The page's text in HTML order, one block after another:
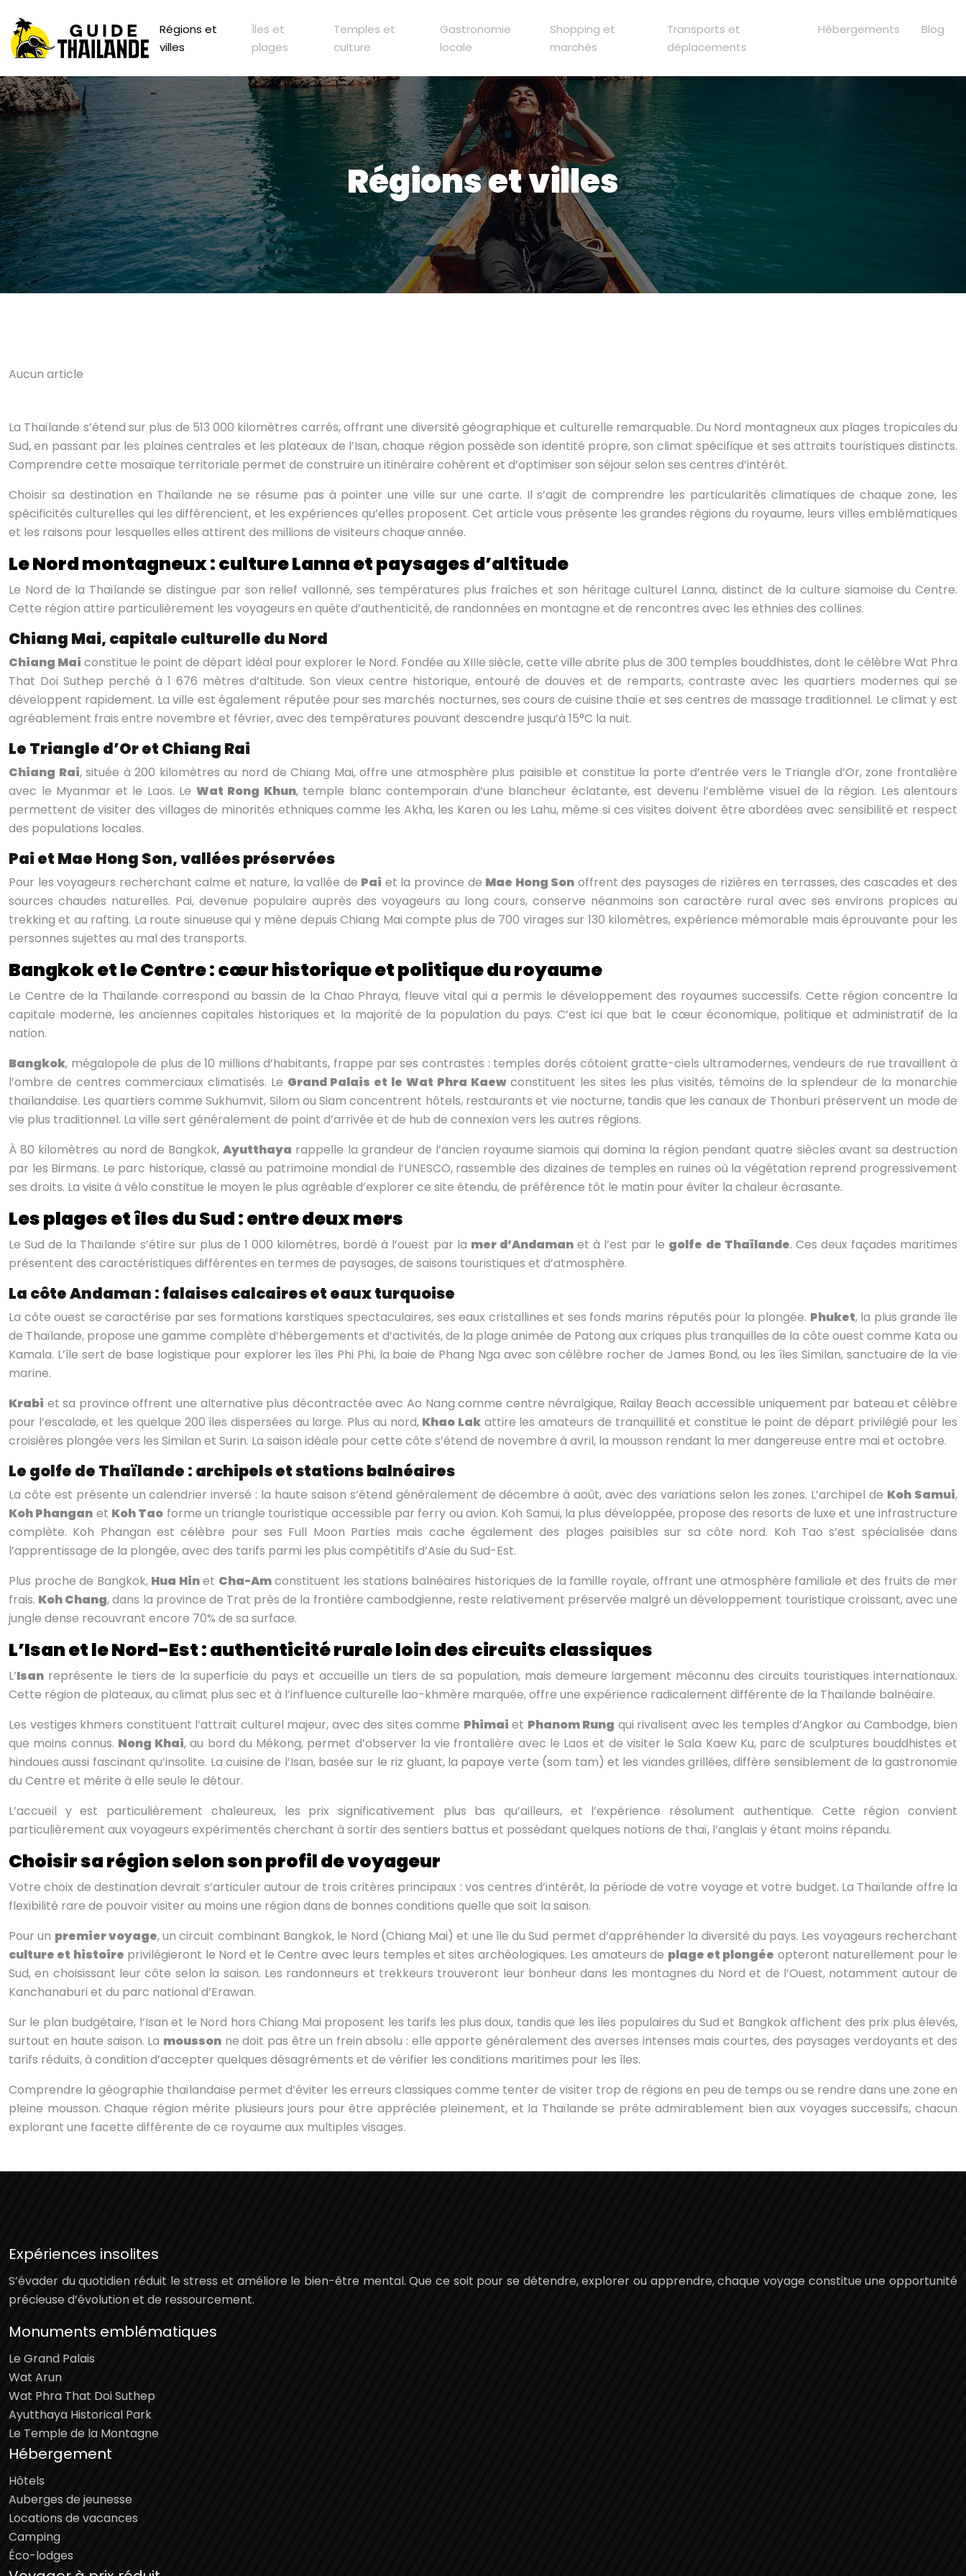
Régions et
villes
Îles et
plages
Temples et
culture
Gastronomie
locale
Shopping et
marchés
Transports et
déplacements
Hébergements Blog
Régions et villes
Aucun article
La Thaïlande s’étend sur plus de 513 000 kilomètres carrés, offrant une diversité géographique et culturelle remarquable. Du Nord montagneux aux plages tropicales du
Sud, en passant par les plaines centrales et les plateaux de l’Isan, chaque région possède son identité propre, son climat spécifique et ses attraits touristiques distincts.
Comprendre cette mosaïque territoriale permet de construire un itinéraire cohérent et d’optimiser son séjour selon ses centres d’intérêt.
Choisir sa destination en Thaïlande ne se résume pas à pointer une ville sur une carte. Il s’agit de comprendre les particularités climatiques de chaque zone, les
spécificités culturelles qui les différencient, et les expériences qu’elles proposent. Cet article vous présente les grandes régions du royaume, leurs villes emblématiques
et les raisons pour lesquelles elles attirent des millions de visiteurs chaque année.
Le Nord montagneux : culture Lanna et paysages d’altitude
Le Nord de la Thaïlande se distingue par son relief vallonné, ses températures plus fraîches et son héritage culturel Lanna, distinct de la culture siamoise du Centre.
Cette région attire particulièrement les voyageurs en quête d’authenticité, de randonnées en montagne et de rencontres avec les ethnies des collines.
Chiang Mai, capitale culturelle du Nord
Chiang Mai constitue le point de départ idéal pour explorer le Nord. Fondée au XIIIe siècle, cette ville abrite plus de 300 temples bouddhistes, dont le célèbre Wat Phra
That Doi Suthep perché à 1 676 mètres d’altitude. Son vieux centre historique, entouré de douves et de remparts, contraste avec les quartiers modernes qui se
développent rapidement. La ville est également réputée pour ses marchés nocturnes, ses cours de cuisine thaïe et ses centres de massage traditionnel. Le climat y est
agréablement frais entre novembre et février, avec des températures pouvant descendre jusqu’à 15°C la nuit.
Le Triangle d’Or et Chiang Rai
Chiang Rai, située à 200 kilomètres au nord de Chiang Mai, offre une atmosphère plus paisible et constitue la porte d’entrée vers le Triangle d’Or, zone frontalière
avec le Myanmar et le Laos. Le Wat Rong Khun, temple blanc contemporain d’une blancheur éclatante, est devenu l’emblème visuel de la région. Les alentours
permettent de visiter des villages de minorités ethniques comme les Akha, les Karen ou les Lahu, même si ces visites doivent être abordées avec sensibilité et respect
des populations locales.
Pai et Mae Hong Son, vallées préservées
Pour les voyageurs recherchant calme et nature, la vallée de Pai et la province de Mae Hong Son offrent des paysages de rizières en terrasses, des cascades et des
sources chaudes naturelles. Pai, devenue populaire auprès des voyageurs au long cours, conserve néanmoins son caractère rural avec ses environs propices au
trekking et au rafting. La route sinueuse qui y mène depuis Chiang Mai compte plus de 700 virages sur 130 kilomètres, expérience mémorable mais éprouvante pour les
personnes sujettes au mal des transports.
Bangkok et le Centre : cœur historique et politique du royaume
Le Centre de la Thaïlande correspond au bassin de la Chao Phraya, fleuve vital qui a permis le développement des royaumes successifs. Cette région concentre la
capitale moderne, les anciennes capitales historiques et la majorité de la population du pays. C’est ici que bat le cœur économique, politique et administratif de la
nation.
Bangkok, mégalopole de plus de 10 millions d’habitants, frappe par ses contrastes : temples dorés côtoient gratte-ciels ultramodernes, vendeurs de rue travaillent à
l’ombre de centres commerciaux climatisés. Le Grand Palais et le Wat Phra Kaewconstituent les sites les plus visités, témoins de la splendeur de la monarchie
thaïlandaise. Les quartiers comme Sukhumvit, Silom ou Siam concentrent hôtels, restaurants et vie nocturne, tandis que les canaux de Thonburi préservent un mode de
vie plus traditionnel. La ville sert généralement de point d’arrivée et de hub de connexion vers les autres régions.
À 80 kilomètres au nord de Bangkok,Ayutthaya rappelle la grandeur de l’ancien royaume siamois qui domina la région pendant quatre siècles avant sa destruction
par les Birmans. Le parc historique, classé au patrimoine mondial de l’UNESCO, rassemble des dizaines de temples en ruines où la végétation reprend progressivement
ses droits. La visite à vélo constitue le moyen le plus agréable d’explorer ce site étendu, de préférence tôt le matin pour éviter la chaleur écrasante.
Les plages et îles du Sud : entre deux mers
Le Sud de la Thaïlande s’étire sur plus de 1 000 kilomètres, bordé à l’ouest par la mer d’Andamanet à l’est par le golfe de Thaïlande. Ces deux façades maritimes
présentent des caractéristiques différentes en termes de paysages, de saisons touristiques et d’atmosphère.
La côte Andaman : falaises calcaires et eaux turquoise
La côte ouest se caractérise par ses formations karstiques spectaculaires, ses eaux cristallines et ses fonds marins réputés pour la plongée. Phuket, la plus grande île
de Thaïlande, propose une gamme complète d’hébergements et d’activités, de la plage animée de Patong aux criques plus tranquilles de la côte ouest comme Kata ou
Kamala. L’île sert de base logistique pour explorer les îles Phi Phi, la baie de Phang Nga avec son célèbre rocher de James Bond, ou les îles Similan, sanctuaire de la vie
marine.
Krabi et sa province offrent une alternative plus décontractée avec Ao Nang comme centre névralgique, Railay Beach accessible uniquement par bateau et célèbre
pour l’escalade, et les quelque 200 îles dispersées au large. Plus au nord, Khao Lak attire les amateurs de tranquillité et constitue le point de départ privilégié pour les
croisières plongée vers les Similan et Surin. La saison idéale pour cette côte s’étend de novembre à avril, la mousson rendant la mer dangereuse entre mai et octobre.
Le golfe de Thaïlande : archipels et stations balnéaires
La côte est présente un calendrier inversé : la haute saison s’étend généralement de décembre à août, avec des variations selon les zones. L’archipel de Koh Samui,
Koh Phangan et Koh Tao forme un triangle touristique accessible par ferry ou avion. Koh Samui, la plus développée, propose des resorts de luxe et une infrastructure
complète. Koh Phangan est célèbre pour ses Full Moon Parties mais cache également des plages paisibles sur sa côte nord. Koh Tao s’est spécialisée dans
l’apprentissage de la plongée, avec des tarifs parmi les plus compétitifs d’Asie du Sud-Est.
Plus proche de Bangkok, Hua Hinet Cha-Amconstituent les stations balnéaires historiques de la famille royale, offrant une atmosphère familiale et des fruits de mer
frais. Koh Chang, dans la province de Trat près de la frontière cambodgienne, reste relativement préservée malgré un développement touristique croissant, avec une
jungle dense recouvrant encore 70% de sa surface.
L’Isan et le Nord-Est : authenticité rurale loin des circuits classiques
L’Isan représente le tiers de la superficie du pays et accueille un tiers de sa population, mais demeure largement méconnu des circuits touristiques internationaux.
Cette région de plateaux, au climat plus sec et à l’influence culturelle lao-khmère marquée, offre une expérience radicalement différente de la Thaïlande balnéaire.
Les vestiges khmers constituent l’attrait culturel majeur, avec des sites comme Phimai et Phanom Rung qui rivalisent avec les temples d’Angkor au Cambodge, bien
que moins connus. Nong Khai, au bord du Mékong, permet d’observer la vie frontalière avec le Laos et de visiter le Sala Kaew Ku, parc de sculptures bouddhistes et
hindoues aussi fascinant qu’insolite. La cuisine de l’Isan, basée sur le riz gluant, la papaye verte (som tam) et les viandes grillées, diffère sensiblement de la gastronomie
du Centre et mérite à elle seule le détour.
L’accueil y est particulièrement chaleureux, les prix significativement plus bas qu’ailleurs, et l’expérience résolument authentique. Cette région convient
particulièrement aux voyageurs expérimentés cherchant à sortir des sentiers battus et possédant quelques notions de thaï, l’anglais y étant moins répandu.
Choisir sa région selon son profil de voyageur
Votre choix de destination devrait s’articuler autour de trois critères principaux : vos centres d’intérêt, la période de votre voyage et votre budget. La Thaïlande offre la
flexibilité rare de pouvoir visiter au moins une région dans de bonnes conditions quelle que soit la saison.
Pour un premier voyage, un circuit combinant Bangkok, le Nord (Chiang Mai) et une île du Sud permet d’appréhender la diversité du pays. Les voyageurs recherchant
culture et histoire privilégieront le Nord et le Centre avec leurs temples et sites archéologiques. Les amateurs de plage et plongée opteront naturellement pour le
Sud, en choisissant leur côte selon la saison. Les randonneurs et trekkeurs trouveront leur bonheur dans les montagnes du Nord et de l’Ouest, notamment autour de
Kanchanaburi et du parc national d’Erawan.
Sur le plan budgétaire, l’Isan et le Nord hors Chiang Mai proposent les tarifs les plus doux, tandis que les îles populaires du Sud et Bangkok affichent des prix plus élevés,
surtout en haute saison. La mousson ne doit pas être un frein absolu : elle apporte généralement des averses intenses mais courtes, des paysages verdoyants et des
tarifs réduits, à condition d’accepter quelques désagréments et de vérifier les conditions maritimes pour les îles.
Comprendre la géographie thaïlandaise permet d’éviter les erreurs classiques comme tenter de visiter trop de régions en peu de temps ou se rendre dans une zone en
pleine mousson. Chaque région mérite plusieurs jours pour être appréciée pleinement, et la Thaïlande se prête admirablement bien aux voyages successifs, chacun
explorant une facette différente de ce royaume aux multiples visages.
Expériences insolites
S’évader du quotidien réduit le stress et améliore le bien-être mental. Que ce soit pour se détendre, explorer ou apprendre, chaque voyage constitue une opportunité
précieuse d’évolution et de ressourcement.
Monuments emblématiques
Le Grand Palais
Wat Arun
Wat Phra That Doi Suthep
Ayutthaya Historical Park
Le Temple de la Montagne
Hébergement
Hôtels
Auberges de jeunesse
Locations de vacances
Camping
Éco-lodges